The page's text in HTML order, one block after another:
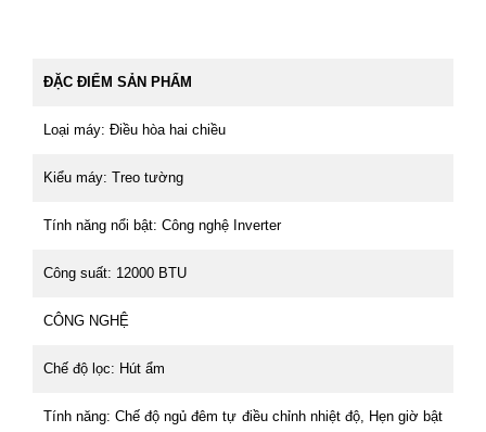
ĐẶC ĐIỂM SẢN PHẨM
Loại máy: Điều hòa hai chiều
Kiểu máy: Treo tường
Tính năng nổi bật: Công nghệ Inverter
Công suất: 12000 BTU
CÔNG NGHỆ
Chế độ lọc: Hút ẩm
Tính năng: Chế độ ngủ đêm tự điều chỉnh nhiệt độ, Hẹn giờ bật